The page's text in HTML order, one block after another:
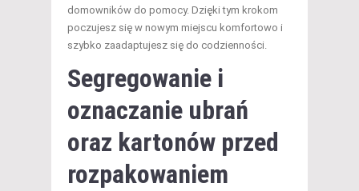
domowników do pomocy. Dzięki tym krokom
poczujesz się w nowym miejscu komfortowo i
szybko zaadaptujesz się do codzienności.
Segregowanie i
oznaczanie ubrań
oraz kartonów przed
rozpakowaniem